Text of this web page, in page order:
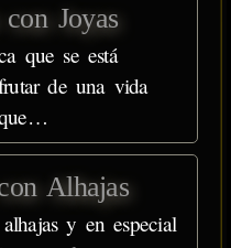
con Joyas
que se está
de una vida
Alhajas
y en especial